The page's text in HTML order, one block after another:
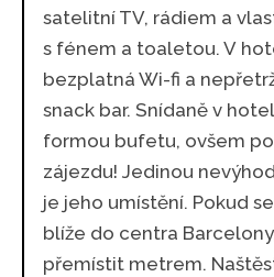
satelitní TV, rádiem a
s fénem a toaletou. V
bezplatná Wi-fi a
snack bar. Snídaně v
formou bufetu, ovšem
zájezdu! Jedinou
je jeho umístění. Pokud
blíže do centra
přemístit metrem.